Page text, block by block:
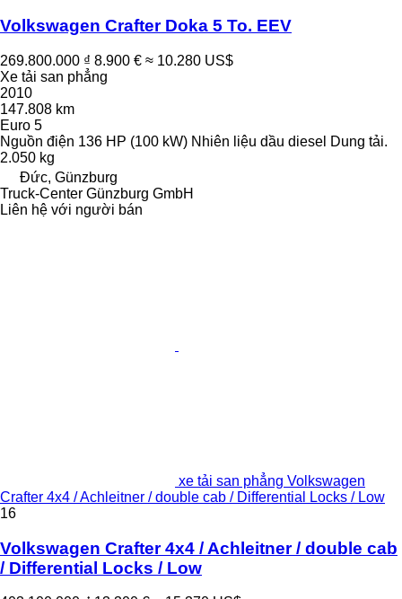
Volkswagen Crafter Doka 5 To. EEV
269.800.000 ₫ 8.900 € ≈ 10.280 US$
Xe tải san phẳng
2010
147.808 km
Euro 5
Nguồn điện 136 HP (100 kW) Nhiên liệu dầu diesel Dung tải.
2.050 kg
Đức, Günzburg
Truck-Center Günzburg GmbH
Liên hệ với người bán
xe tải san phẳng Volkswagen
Crafter 4x4 / Achleitner / double cab / Differential Locks / Low
16
Volkswagen Crafter 4x4 / Achleitner / double cab
/ Differential Locks / Low